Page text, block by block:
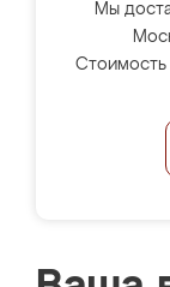
Мы
Стоимость